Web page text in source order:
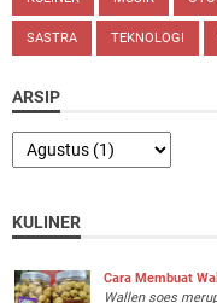
SASTRA TEKNOLOGI
ARSIP
KULINER
Cara Membuat
Wallen soes